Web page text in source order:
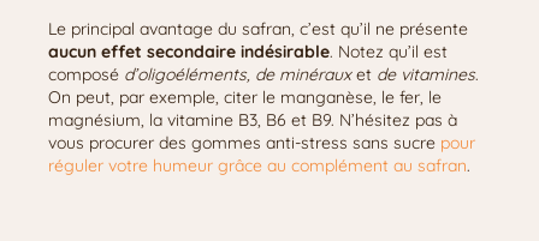
Le principal avantage du safran, c’est qu’il ne présente
aucun effet secondaire indésirable. Notez qu’il est
composé d’oligoéléments, de minérauxet de vitamines.
On peut, par exemple, citer le manganèse, le fer, le
magnésium, la vitamine B3, B6 et B9. N’hésitez pas à
vous procurer des gommes anti-stress sans sucre pour
réguler votre humeur grâce au complément au safran.